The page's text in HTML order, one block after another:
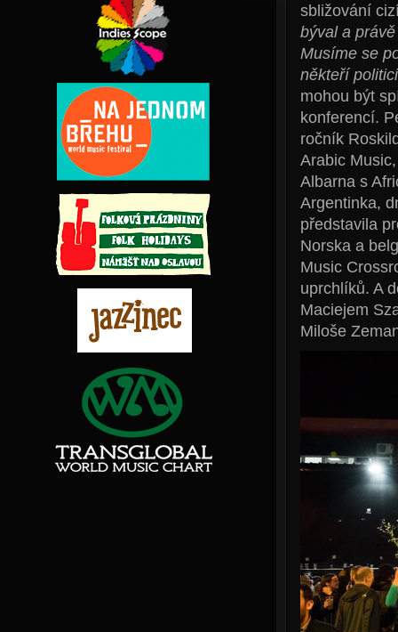
sbližování
býval a
Musíme se
někteří
mohou být
konferencí.
ročník
Arabic
Albarna s
Argentinka,
představila
Norska a
Music
uprchlíků. A
Maciejem
Miloše